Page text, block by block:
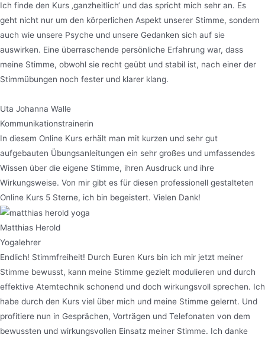
Ich finde den Kurs ‚ganzheitlich‘ und das spricht mich sehr an. Es
geht nicht nur um den körperlichen Aspekt unserer Stimme, sondern
auch wie unsere Psyche und unsere Gedanken sich auf sie
auswirken. Eine überraschende persönliche Erfahrung war, dass
meine Stimme, obwohl sie recht geübt und stabil ist, nach einer der
Stimmübungen noch fester und klarer klang.
Uta Johanna Walle
Kommunikationstrainerin
In diesem Online Kurs erhält man mit kurzen und sehr gut
aufgebauten Übungsanleitungen ein sehr großes und umfassendes
Wissen über die eigene Stimme, ihren Ausdruck und ihre
Wirkungsweise. Von mir gibt es für diesen professionell gestalteten
Online Kurs 5 Sterne, ich bin begeistert. Vielen Dank!
Matthias Herold
Yogalehrer
Endlich! Stimmfreiheit! Durch Euren Kurs bin ich mir jetzt meiner
Stimme bewusst, kann meine Stimme gezielt modulieren und durch
effektive Atemtechnik schonend und doch wirkungsvoll sprechen. Ich
habe durch den Kurs viel über mich und meine Stimme gelernt. Und
profitiere nun in Gesprächen, Vorträgen und Telefonaten von dem
bewussten und wirkungsvollen Einsatz meiner Stimme. Ich danke